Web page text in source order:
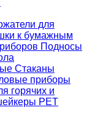
для
к бумажным
Подносы
Стаканы
приборы
горячих и
PET